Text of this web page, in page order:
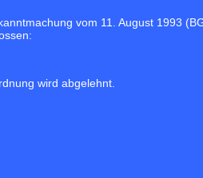
vom 11. August 1993 (
wird abgelehnt.